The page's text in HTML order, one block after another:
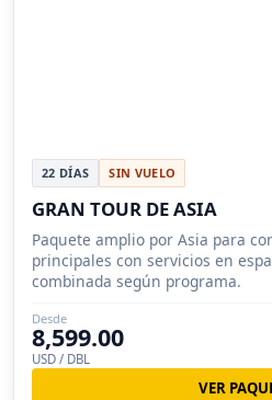
22 DÍAS SIN VUELO
GRAN TOUR DE ASIA
Paquete amplio por Asia para
principales con servicios en
combinada según programa.
Desde
8,599.00
USD / DBL
VER